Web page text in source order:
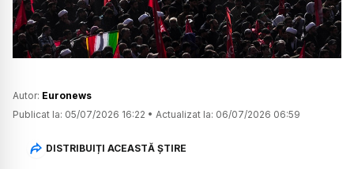
Autor: Euronews
Publicat la: 05/07/2026 16:22 • Actualizat la: 06/07/2026 06:59
DISTRIBUIȚI ACEASTĂ ȘTIRE